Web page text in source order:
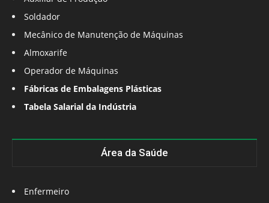
Soldador
Mecânico de Manutenção de Máquinas
Almoxarife
Operador de Máquinas
Fábricas de Embalagens Plásticas
Tabela Salarial da Indústria
Área da Saúde
Enfermeiro